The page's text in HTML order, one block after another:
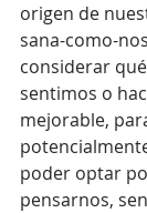
origen de
sana-como-
considerar
sentimos o
mejorable,
poder optar
pensarnos,